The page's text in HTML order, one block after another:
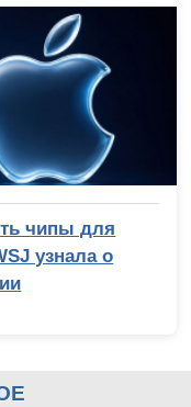
чипы для
узнала о